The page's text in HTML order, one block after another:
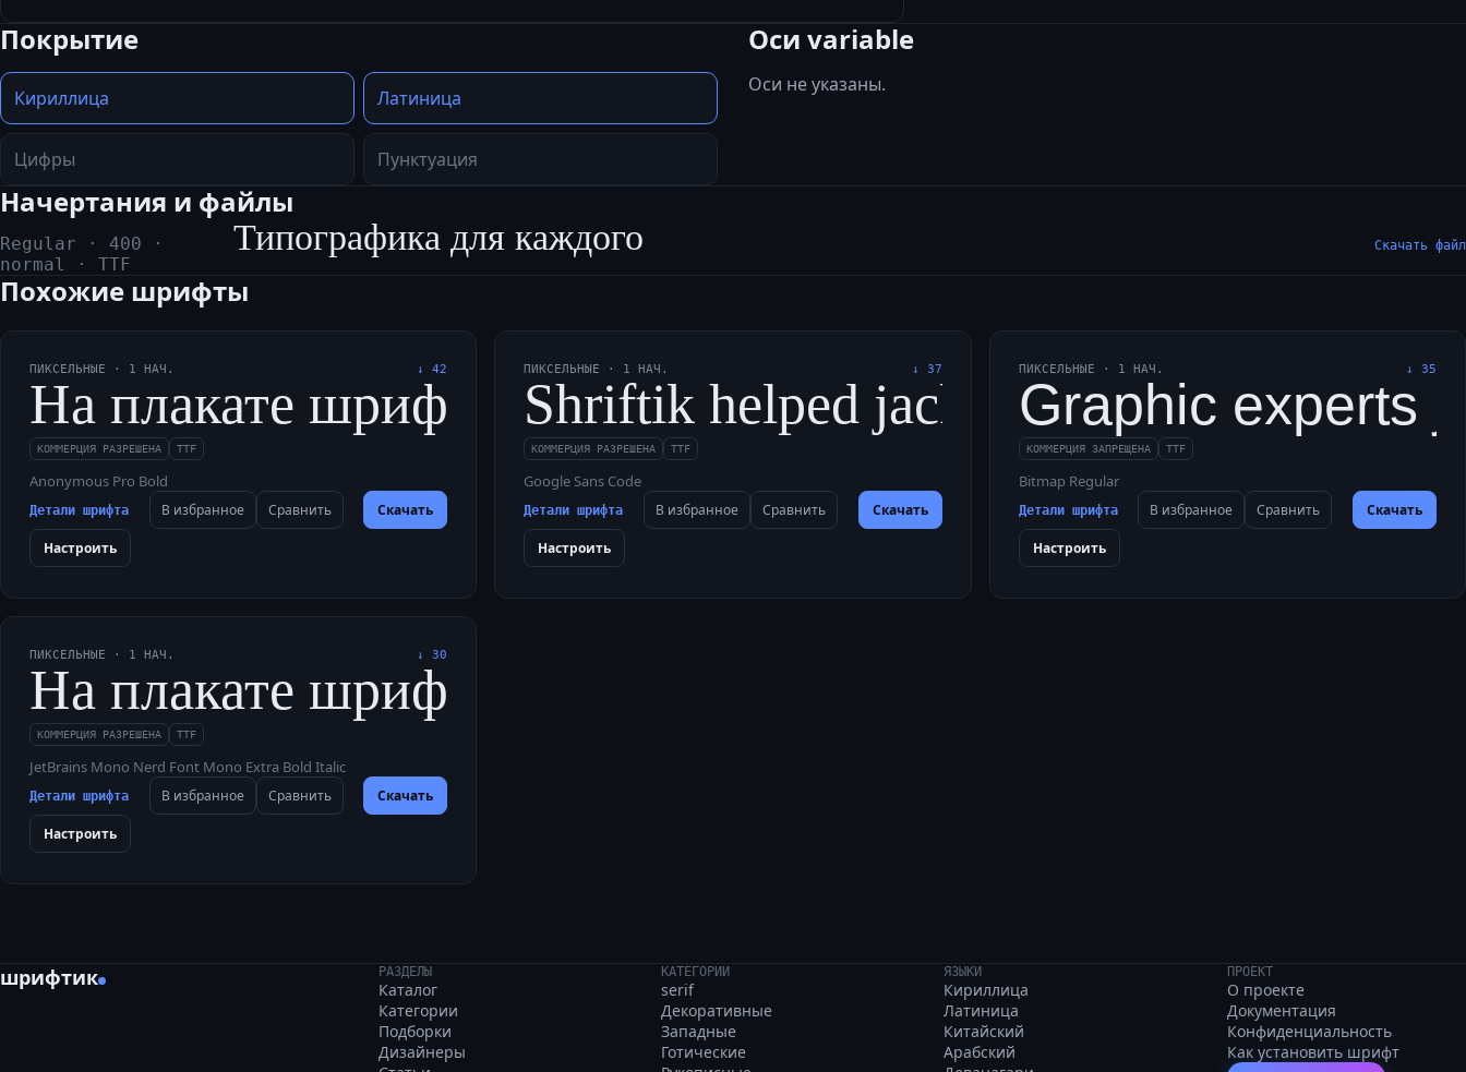
Покрытие
Кириллица Латиница
Цифры Пунктуация
Оси variable
Оси не указаны.
Начертания и файлы
Regular · 400 ·
normal
· TTF
Типографика для каждого Скачать файл
Похожие шрифты
ПИКСЕЛЬНЫЕ · 1 НАЧ. ↓42
На плакате шрифтик смотрелся уверенно: широкая
КОММЕРЦИЯ РАЗРЕШЕНА TTF
Anonymous Pro Bold
Детали шрифта В избранное Сравнить Скачать
Настроить
ПИКСЕЛЬНЫЕ · 1 НАЧ. ↓ 37
Shriftik helped jackdaws love my big
КОММЕРЦИЯ РАЗРЕШЕНА TTF
Google Sans Code
Детали шрифта В избранное Сравнить Скачать
Настроить
ПИКСЕЛЬНЫЕ · 1 НАЧ. ↓ 35
Graphic experts
КОММЕРЦИЯ ЗАПРЕЩЕНА TTF
Bitmap Regular
Детали шрифта В избранное Сравнить Скачать
Настроить
ПИКСЕЛЬНЫЕ · 1 НАЧ. ↓30
На плакате шрифтик смотрелся уверенно: широкая
КОММЕРЦИЯ РАЗРЕШЕНА TTF
JetBrains Mono Nerd Font Mono Extra Bold Italic
Детали шрифта В избранное Сравнить Скачать
Настроить
шрифтик РАЗДЕЛЫ
Каталог
Категории
Подборки
Дизайнеры
КАТЕГОРИИ
serif
Декоративные
Западные
Готические
ЯЗЫКИ
Кириллица
Латиница
Китайский
Арабский
ПРОЕКТ
О проекте
Документация
Конфиденциальность
Как установить шрифт